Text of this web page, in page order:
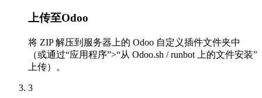
上传至Odoo
将 ZIP 解压到服务器上的 Odoo 自定义插件文件夹中
（或通过“应用程序”>“从 Odoo.sh / runbot 上的文件安装”
上传）。
3